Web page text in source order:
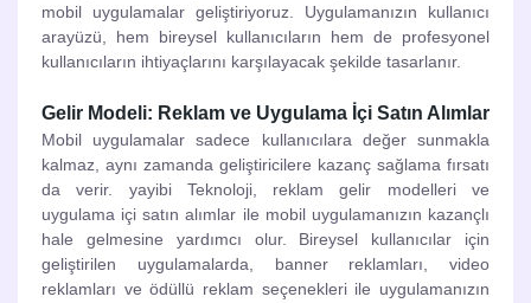
mobil uygulamalar geliştiriyoruz. Uygulamanızın kullanıcı
arayüzü, hem bireysel kullanıcıların hem de profesyonel
kullanıcıların ihtiyaçlarını karşılayacak şekilde tasarlanır.
Gelir Modeli: Reklam ve Uygulama İçi Satın Alımlar
Mobil uygulamalar sadece kullanıcılara değer sunmakla
kalmaz, aynı zamanda geliştiricilere kazanç sağlama fırsatı
da verir. yayibi Teknoloji, reklam gelir modelleri ve
uygulama içi satın alımlar ile mobil uygulamanızın kazançlı
hale gelmesine yardımcı olur. Bireysel kullanıcılar için
geliştirilen uygulamalarda, banner reklamları, video
reklamları ve ödüllü reklam seçenekleri ile uygulamanızın